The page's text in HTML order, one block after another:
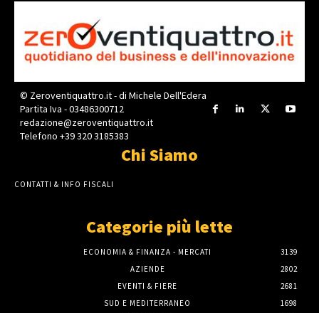
© Zeroventiquattro.it - di Michele Dell'Edera
Partita Iva - 03486300712
redazione@zeroventiquattro.it
Telefono +39 320 3185383
Chi Siamo
CONTATTI & INFO FISCALI
Categorie più lette
ECONOMIA & FINANZA - MERCATI
3139
AZIENDE
2802
EVENTI & FIERE
2681
SUD E MEDITERRANEO
1698